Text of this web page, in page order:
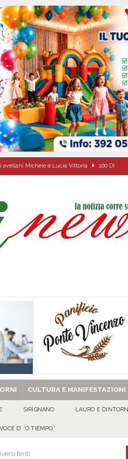
avellani Michele e Lucia Vittoria 100 DI
tra dialogo, poesia e condivisione
Giovanni Battista e santa Sabina EVIDENZA
CULTURA E MANIFESTAZIONI
SIRIGNANO LAURO E DINTORNI
D’ ‘O TIEMPO”
feriti